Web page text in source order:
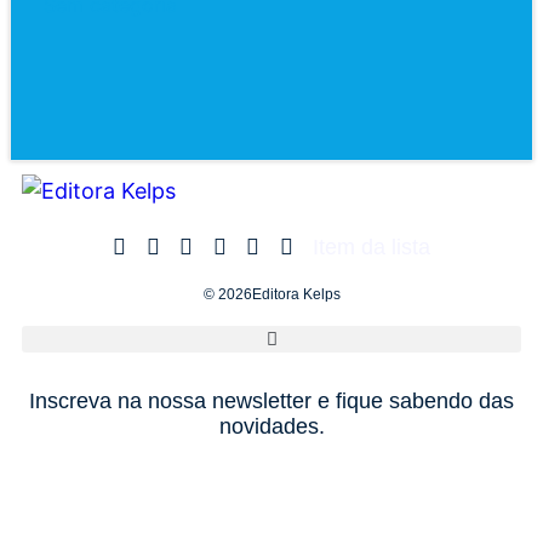
© 2026Editora Kelps
Inscreva na nossa newsletter e fique sabendo das
novidades.